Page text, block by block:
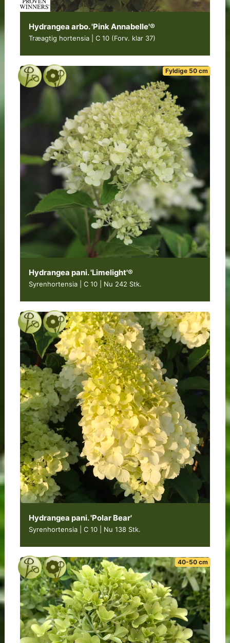
Hydrangea arbo. 'Pink Annabelle'®
Træagtig hortensia | C 10 (Forv. klar 37)
Fyldige 50 cm
Hydrangea pani. 'Limelight'®
Syrenhortensia | C 10 Nu 242 Stk.
Hydrangea pani. 'Polar Bear'
Syrenhortensia | C 10 Nu 138 Stk.
40-50 cm